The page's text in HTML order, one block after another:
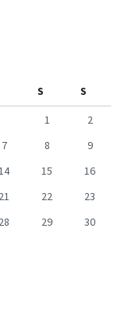
S
S
1
2
7 8
9
15
16
21 22
23
28 29
30